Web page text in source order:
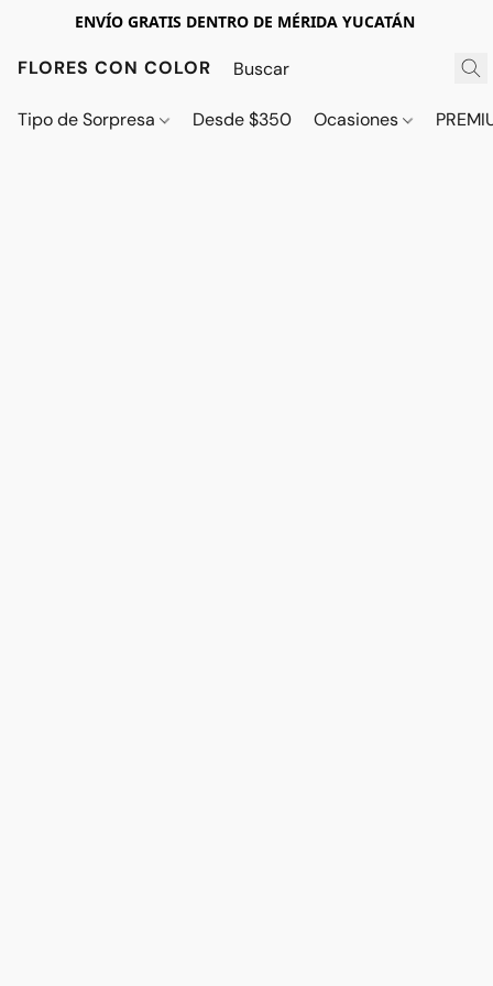
ENVÍO GRATIS DENTRO DE MÉRIDA YUCATÁN
FLORES CON COLOR
Tipo de Sorpresa Desde $350 Ocasiones